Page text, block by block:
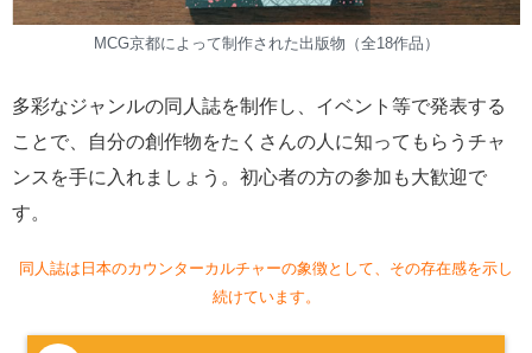
MCG京都によって制作された出版物（全18作品）
多彩なジャンルの同人誌を制作し、イベント等で発表する
ことで、自分の創作物をたくさんの人に知ってもらうチャ
ンスを手に入れましょう。初心者の方の参加も大歓迎で
す。
同人誌は日本のカウンターカルチャーの象徴として、その存在感を示し
続けています。